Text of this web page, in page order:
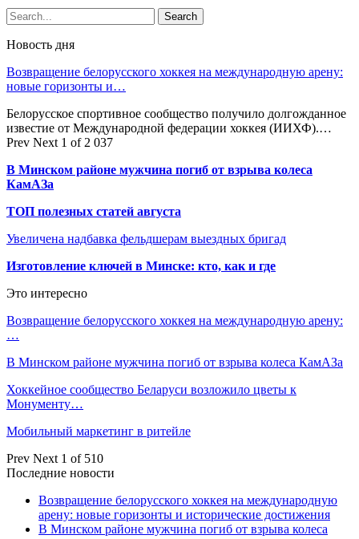
Новость дня
Возвращение белорусского хоккея на международную арену:
новые горизонты и…
Белорусское спортивное сообщество получило долгожданное
известие от Международной федерации хоккея (ИИХФ).…
Prev Next 1 of 2 037
В Минском районе мужчина погиб от взрыва колеса
КамАЗа
ТОП полезных статей августа
Увеличена надбавка фельдшерам выездных бригад
Изготовление ключей в Минске: кто, как и где
Это интересно
Возвращение белорусского хоккея на международную арену:
…
В Минском районе мужчина погиб от взрыва колеса КамАЗа
Хоккейное сообщество Беларуси возложило цветы к
Монументу…
Мобильный маркетинг в ритейле
Prev Next 1 of 510
Последние новости
Возвращение белорусского хоккея на международную
арену: новые горизонты и исторические достижения
В Минском районе мужчина погиб от взрыва колеса